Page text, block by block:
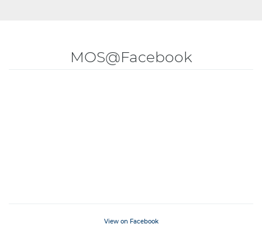
MOS@Facebook
View on Facebook